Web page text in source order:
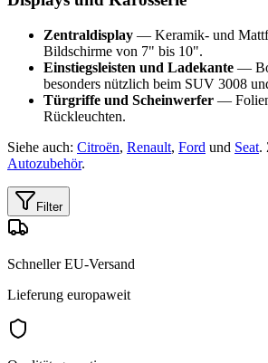
Zentraldisplay — Keramik- und
Bildschirme von 7" bis 10".
Einstiegsleisten und Ladekante —
besonders nützlich beim SUV 3008
Türgriffe und Scheinwerfer —
Rückleuchten.
Siehe auch: Citroën, Renault, Ford und Seat.
Autozubehör.
Filter
Schneller EU-Versand
Lieferung europaweit